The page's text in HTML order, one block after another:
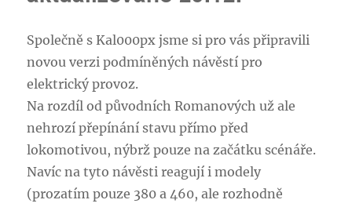
Společně s Kal000px jsme si pro vás připravili
novou verzi podmíněných návěstí pro
elektrický provoz.
Na rozdíl od původních Romanových už ale
nehrozí přepínání stavu přímo před
lokomotivou, nýbrž pouze na začátku scénáře.
Navíc na tyto návěsti reagují i modely
(prozatím pouze 380 a 460, ale rozhodně